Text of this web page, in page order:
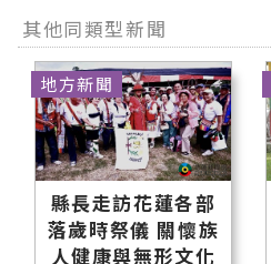
其他同類型新聞
縣長走訪花蓮各部
落歲時祭儀 關懷族
人健康與無形文化
地方新聞